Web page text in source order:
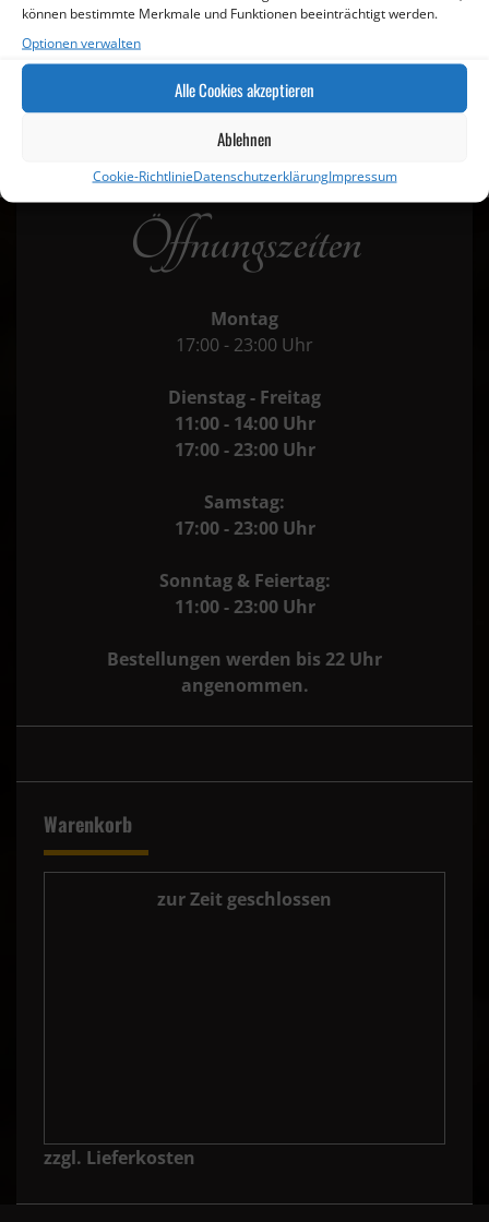
können bestimmte Merkmale und Funktionen beeinträchtigt werden.
Optionen verwalten
Alle Cookies akzeptieren
Ablehnen
Cookie-RichtlinieDatenschutzerklärungImpressum
Öffnungszeiten
Montag
17:00 - 23:00 Uhr
Dienstag - Freitag
11:00 - 14:00 Uhr
17:00 - 23:00 Uhr
Samstag:
17:00 - 23:00 Uhr
Sonntag & Feiertag:
11:00 - 23:00 Uhr
Bestellungen werden bis 22 Uhr
angenommen.
Warenkorb
zur Zeit geschlossen
zzgl. Lieferkosten